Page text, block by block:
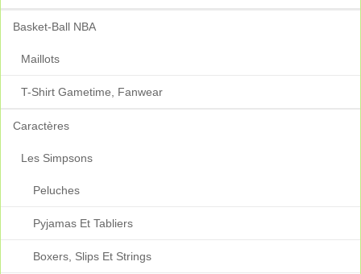
Basket-Ball NBA
Maillots
T-Shirt Gametime, Fanwear
Caractères
Les Simpsons
Peluches
Pyjamas Et Tabliers
Boxers, Slips Et Strings